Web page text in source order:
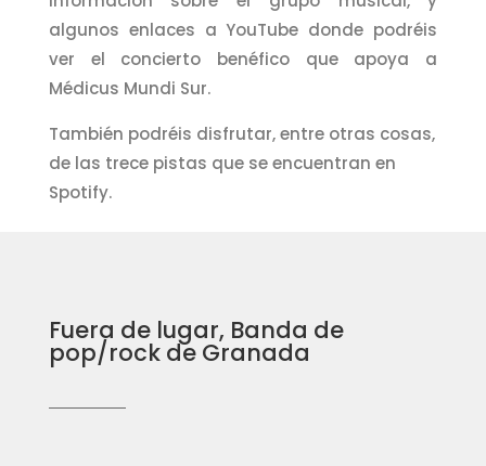
algunos enlaces a YouTube donde podréis
ver el concierto benéfico que apoya a
Médicus Mundi Sur.
También podréis disfrutar, entre otras cosas,
de las trece pistas que se encuentran en
Spotify.
Fuera de lugar, Banda de
pop/rock de Granada